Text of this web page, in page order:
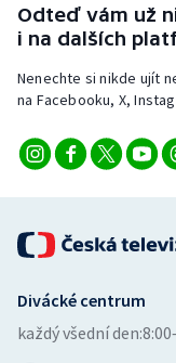
Odteď vám už
i na dalších
Nenechte si nikde ujít
na Facebooku, X,
Divácké centrum
každý všední den: